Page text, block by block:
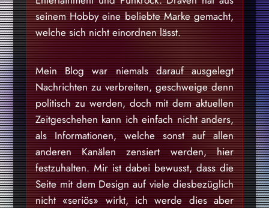
seinem Hobby eine beliebte Marke gemacht,
welche sich nicht einordnen lässt.
Mein Blog war niemals darauf ausgelegt
Nachrichten zu verbreiten, geschweige denn
politisch zu werden, doch mit dem aktuellen
Zeitgeschehen kann ich einfach nicht anders,
als Informationen, welche sonst auf allen
anderen Kanälen zensiert werden, hier
festzuhalten. Mir ist dabei bewusst, dass die
Seite mit dem Design auf viele diesbezüglich
nicht «seriös» wirkt, ich werde dies aber